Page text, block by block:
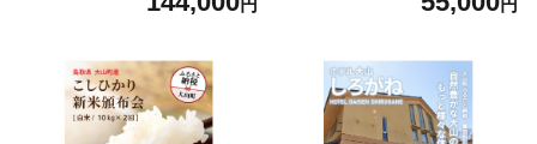
円 円